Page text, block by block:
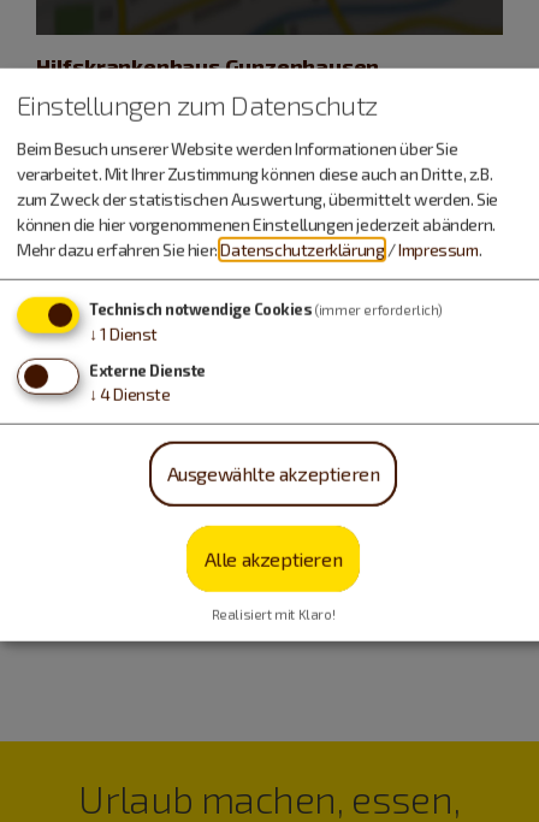
Hilfskrankenhaus Gunzenhausen
Bismarckstraße 24
91710 Gunzenhausen
Treffpunkt: Berufsschule Gunzenhausen,
Bismarckstraße 24, 91710 Gunzenhausen
Kontakt
Tourist Information Stadt Gunzenhausen
91710 Gunzenhausen
09831 508-300
Urlaub machen, essen,
Einstellungen zum Datenschutz
Beim Besuch unserer Website werden Informationen über Sie
verarbeitet. Mit Ihrer Zustimmung können diese auch an Dritte, z.B.
zum Zweck der statistischen Auswertung, übermittelt werden. Sie
können die hier vorgenommenen Einstellungen jederzeit abändern.
Mehr dazu erfahren Sie hier:Datenschutzerklärung /Impressum.
Technisch notwendige Cookies (immer erforderlich)
↓ 1 Dienst
Externe Dienste
↓ 4Dienste
Ausgewählte akzeptieren
Alle akzeptieren
Realisiert mit Klaro!